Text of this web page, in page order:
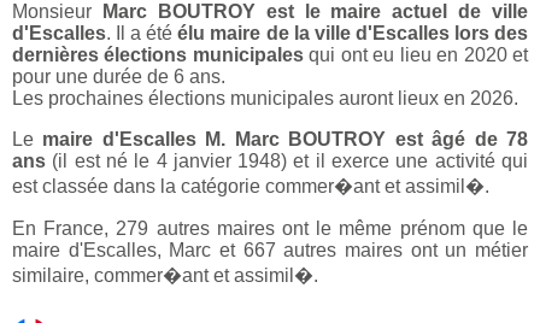
Monsieur
Marc BOUTROY est le maire actuel de ville
d'Escalles. Il a étéélu maire de la ville d'Escalles lors des
dernières élections municipalesqui ont eu lieu en 2020 et
pour une durée de 6 ans.
Les prochaines élections municipales auront lieux en 2026.
Le maire d'Escalles M. Marc BOUTROY est âgé de 78
ans (il est né le 4 janvier 1948) et il exerce une activité qui
est classée dans la catégorie commer�ant et assimil�.
En France, 279 autres maires ont le même prénom que le
maire d'Escalles, Marc et 667 autres maires ont un métier
similaire, commer�ant et assimil�.